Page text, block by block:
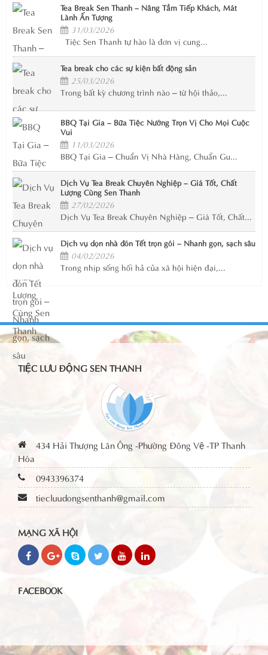
Tea Break Sen Thanh – Nâng Tầm Tiếp Khách, Mát
Lành Ấn Tượng
31/03/2026
Tiệc Sen Thanh tự hào là đơn vị cung...
Tea break cho các sự kiện bất động sản
25/03/2026
Trong bất kỳ chương trình nào – từ hội thảo,...
BBQ Tại Gia – Bữa Tiệc Nướng Trọn Vị Cho Mọi Cuộc
Vui
11/03/2026
BBQ Tại Gia – Chuẩn Vị Nhà Hàng, Chuẩn Gu...
Dịch Vụ Tea Break Chuyên Nghiệp – Giá Tốt, Chất
Lượng Cùng Sen Thanh
27/02/2026
Dịch Vụ Tea Break Chuyên Nghiệp – Giá Tốt, Chất...
Dịch vụ dọn nhà đón Tết trọn gói – Nhanh gọn, sạch sâu
04/02/2026
Trong nhịp sống hối hả của xã hội hiện đại,...
TIỆC LƯU ĐỘNG SEN THANH
434 Hải Thượng Lãn Ông -Phường Đông Vệ -TP Thanh
Hóa
0943396374
tiecluudongsenthanh@gmail.com
MẠNG XÃ HỘI
FACEBOOK